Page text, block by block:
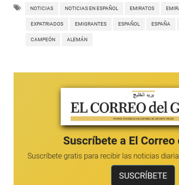
NOTICIAS NOTICIAS EN ESPAÑOL EMIRATOS
EXPATRIADOS EMIGRANTES ESPAÑOL ESPAÑA
CAMPEÓN ALEMÁN